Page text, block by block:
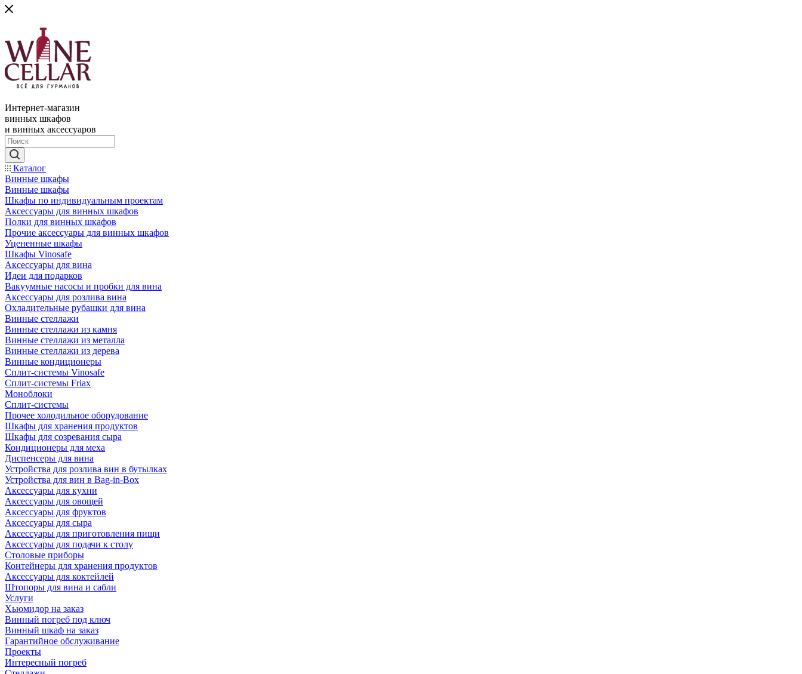
Интернет-магазин
винных шкафов
и винных аксессуаров
Каталог
Винные шкафы
Винные шкафы
Шкафы по индивидуальным проектам
Аксессуары для винных шкафов
Полки для винных шкафов
Прочие аксессуары для винных шкафов
Уцененные шкафы
Шкафы Vinosafe
Аксессуары для вина
Идеи для подарков
Вакуумные насосы и пробки для вина
Аксессуары для розлива вина
Охладительные рубашки для вина
Винные стеллажи
Винные стеллажи из камня
Винные стеллажи из металла
Винные стеллажи из дерева
Винные кондиционеры
Сплит-системы Vinosafe
Сплит-системы Friax
Моноблоки
Сплит-системы
Прочее холодильное оборудование
Шкафы для хранения продуктов
Шкафы для созревания сыра
Кондиционеры для меха
Диспенсеры для вина
Устройства для розлива вин в бутылках
Устройства для вин в Bag-in-Box
Аксессуары для кухни
Аксессуары для овощей
Аксессуары для фруктов
Аксессуары для сыра
Аксессуары для приготовления пищи
Аксессуары для подачи к столу
Столовые приборы
Контейнеры для хранения продуктов
Аксессуары для коктейлей
Штопоры для вина и сабли
Услуги
Хьюмидор на заказ
Винный погреб под ключ
Винный шкаф на заказ
Гарантийное обслуживание
Проекты
Интересный погреб